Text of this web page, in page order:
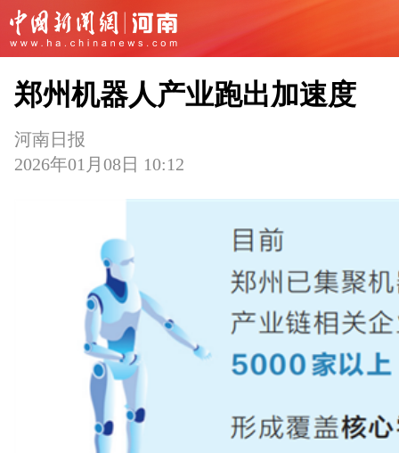
郑州机器人产业跑出加速度
河南日报
2026年01月08日 10:12